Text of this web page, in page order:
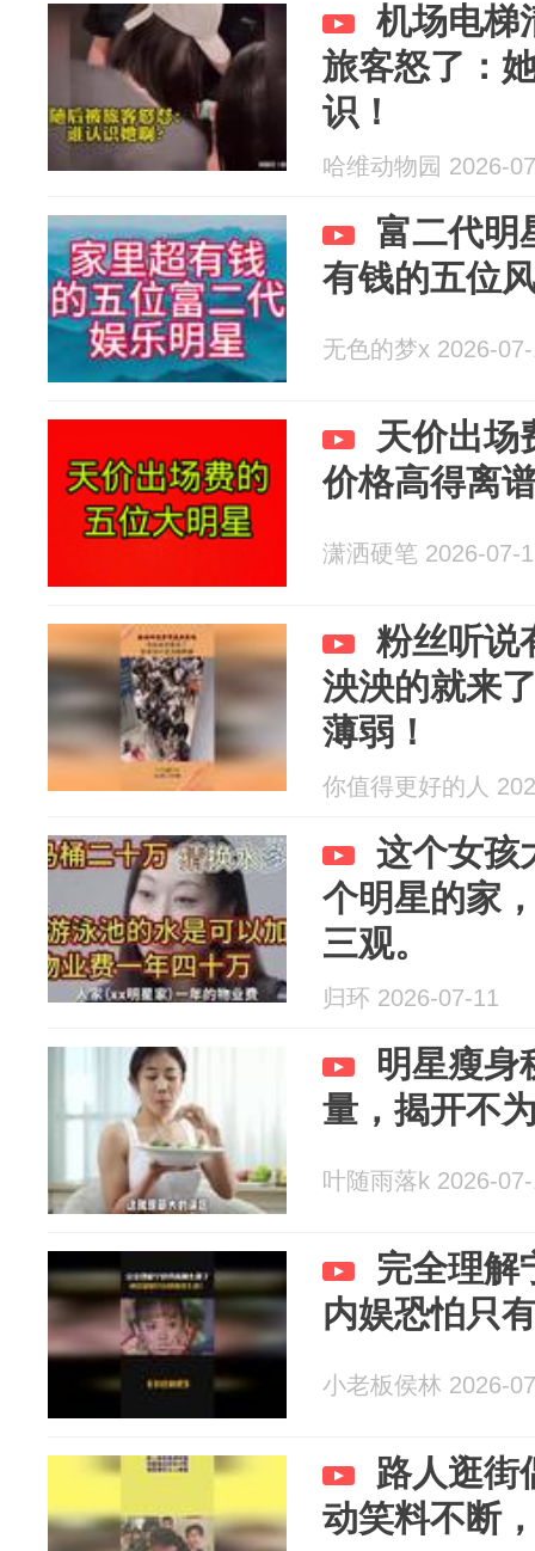
机场电梯
旅客怒了：
识！
哈维动物园 2026-
富二代明
有钱的五位
无色的梦x 2026-
天价出场
价格高得离
潇洒硬笔 2026-07-
粉丝听说
泱泱的就来
薄弱！
你值得更好的人
这个女孩
个明星的家
三观。
归环 2026-07-11
明星瘦身
量，揭开不
叶随雨落k 2026-
完全理解
内娱恐怕只
小老板侯林 2026-
路人逛街
动笑料不断